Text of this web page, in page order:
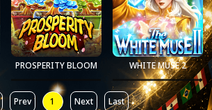
PROSPERITY BLOOM WHITE MUSE 2
Prev 1 Next Last